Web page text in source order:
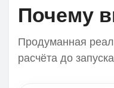
Почему
Продуманная
расчёта до запуска